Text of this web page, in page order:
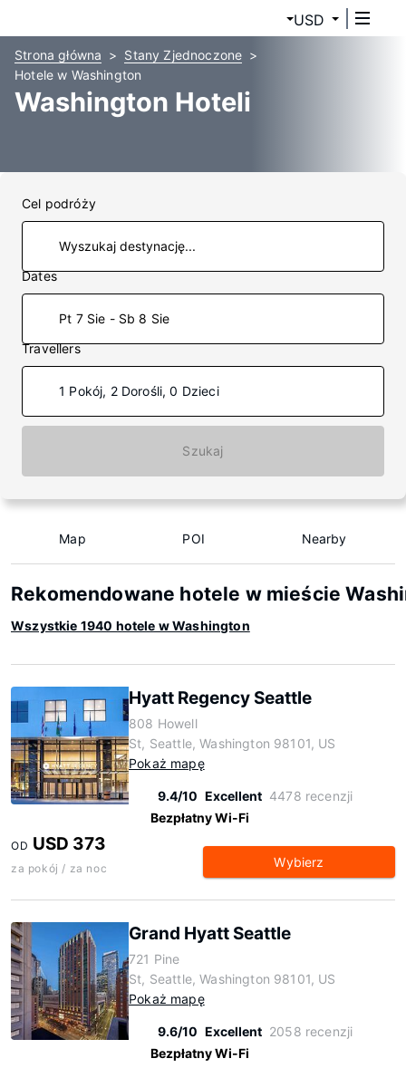
USD
Strona główna
Stany Zjednoczone
Hotele w Washington
Washington Hoteli
Cel podróży
Dates
Pt 7 Sie - Sb 8 Sie
Travellers
1 Pokój, 2 Dorośli, 0 Dzieci
Szukaj
Map POI Nearby
Rekomendowane hotele w mieście
Wszystkie 1940 hotele w Washington
Hyatt Regency Seattle
808 Howell
St, Seattle, Washington 98101, US
Pokaż mapę
9.4/10 Excellent 4478 recenzji
Bezpłatny Wi-Fi
OD USD 373
za pokój / za noc Wybierz
Grand Hyatt Seattle
721 Pine
St, Seattle, Washington 98101, US
Pokaż mapę
9.6/10 Excellent 2058 recenzji
Bezpłatny Wi-Fi